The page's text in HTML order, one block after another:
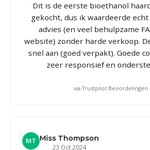
Dit is de eerste bioethanol
gekocht, dus ik waardeerde
advies (en veel behulpzame
website) zonder harde verkoop.
snel aan (goed verpakt). Goede
zeer responsief en
via Trustpilot Beoordelingen
MT Miss Thompson
23 Oct 2024